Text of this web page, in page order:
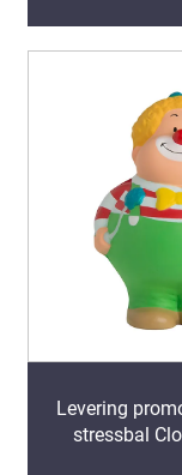
ballen
Levering
stressbal